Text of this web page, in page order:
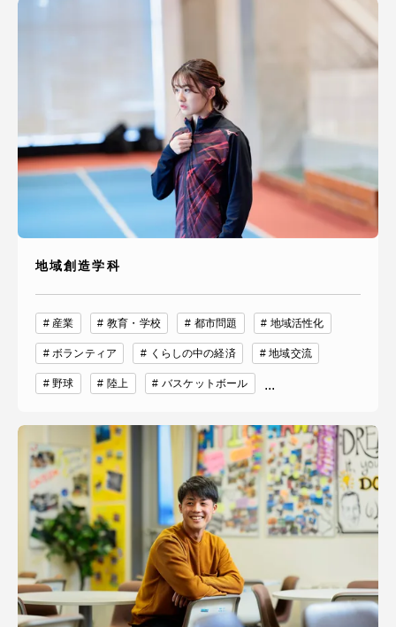
地域創造学科
産業 教育・学校 都市問題 地域活性化
ボランティア くらしの中の経済 地域交流
野球 陸上 バスケットボール ...